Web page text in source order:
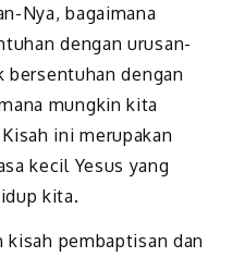
Nya, bagaimana
dengan urusan-
bersentuhan dengan
mungkin kita
ini merupakan
kecil Yesus yang
kita.
pembaptisan dan